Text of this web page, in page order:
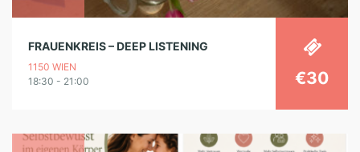
FRAUENKREIS – DEEP LISTENING
1150 WIEN
18:30 - 21:00
€30